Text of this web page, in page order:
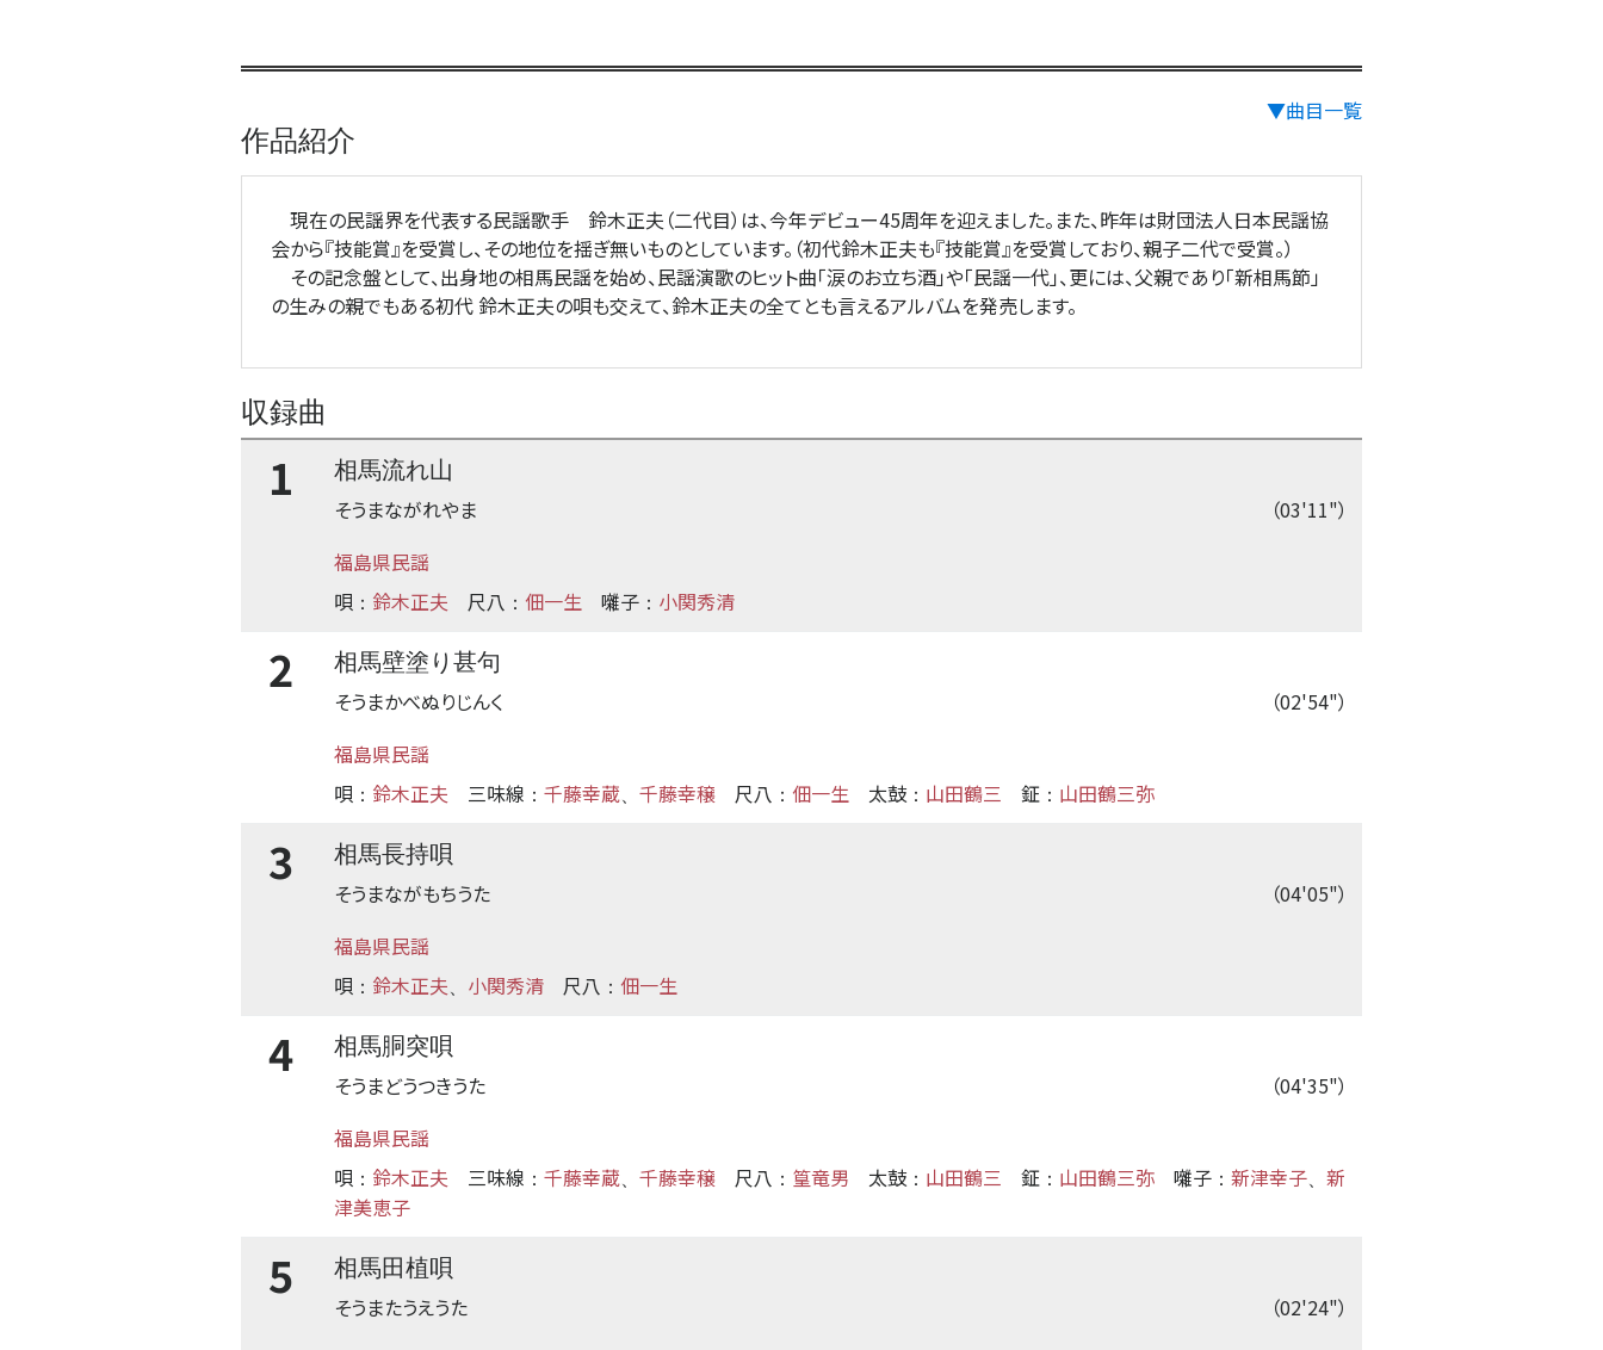
▼曲目一覧
作品紹介
現在の民謡界を代表する民謡歌手 鈴木正夫（二代目）は、今年デビュー45周年を迎えました。また、昨年は財団法人日本民謡協
会から『技能賞』を受賞し、その地位を揺ぎ無いものとしています。（初代鈴木正夫も『技能賞』を受賞しており、親子二代で受賞。）
その記念盤として、出身地の相馬民謡を始め、民謡演歌のヒット曲「涙のお立ち酒」や「民謡一代」、更には、父親であり「新相馬節」
の生みの親でもある初代 鈴木正夫の唄も交えて、鈴木正夫の全てとも言えるアルバムを発売します。
収録曲
1
相馬流れ山
（03'11"）
そうまながれやま
福島県民謡
唄 ： 鈴木正夫 尺八 ： 佃一生 囃子 ： 小関秀清
2
相馬壁塗り甚句
（02'54"）
そうまかべぬりじんく
福島県民謡
唄 ： 鈴木正夫 三味線 ： 千藤幸蔵、 千藤幸穣 尺八 ： 佃一生 太鼓 ： 山田鶴三 鉦 ： 山田鶴三弥
3
相馬長持唄
（04'05"）
そうまながもちうた
福島県民謡
唄 ： 鈴木正夫、 小関秀清 尺八 ： 佃一生
4
相馬胴突唄
（04'35"）
そうまどうつきうた
福島県民謡
唄 ： 鈴木正夫 三味線 ： 千藤幸蔵、 千藤幸穣 尺八 ： 篁竜男 太鼓 ： 山田鶴三 鉦 ： 山田鶴三弥 囃子 ： 新津幸子、 新
津美恵子
5
相馬田植唄
（02'24"）
そうまたうえうた